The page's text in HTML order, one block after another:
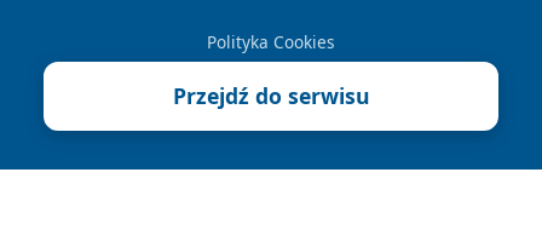
Polityka Cookies
Przejdź do serwisu